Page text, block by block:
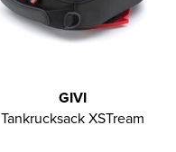
GIVI
Tankrucksack XSTream